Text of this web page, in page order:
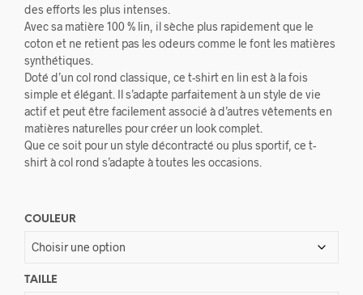
des efforts les plus intenses.
Avec sa matière 100 % lin, il sèche plus rapidement que le
coton et ne retient pas les odeurs comme le font les matières
synthétiques.
Doté d’un col rond classique, ce t-shirt en lin est à la fois
simple et élégant. Il s’adapte parfaitement à un style de vie
actif et peut être facilement associé à d’autres vêtements en
matières naturelles pour créer un look complet.
Que ce soit pour un style décontracté ou plus sportif, ce t-
shirt à col rond s’adapte à toutes les occasions.
COULEUR
TAILLE